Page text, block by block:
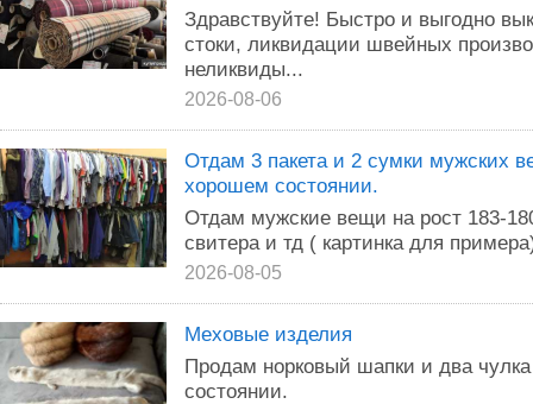
Здравствуйте! Быстро и выгодно
стоки, ликвидации швейных
неликвиды...
2026-08-06
Отдам 3 пакета и 2 сумки мужских
хорошем состоянии.
Отдам мужские вещи на рост 183-
свитера и тд ( картинка для
2026-08-05
Меховые изделия
Продам норковый шапки и два
состоянии.